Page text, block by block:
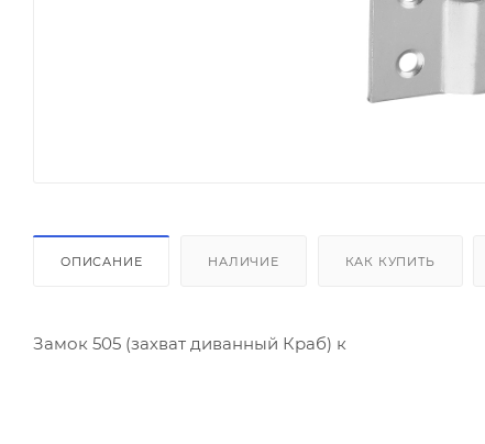
ОПИСАНИЕ НАЛИЧИЕ КАК КУПИТЬ
Замок 505 (захват диванный Краб) к